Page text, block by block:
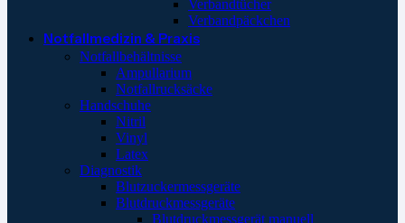
Verbandtücher
Verbandpäckchen
Notfallmedizin & Praxis
Notfallbehältnisse
Ampullarium
Notfallrucksäcke
Handschuhe
Nitril
Vinyl
Latex
Diagnostik
Blutzuckermessgeräte
Blutdruckmessgeräte
Blutdruckmessgerät manuell